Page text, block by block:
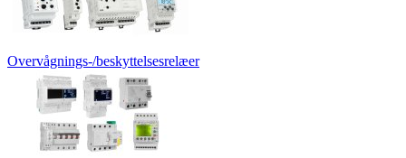
Overvågnings-/beskyttelsesrelæer